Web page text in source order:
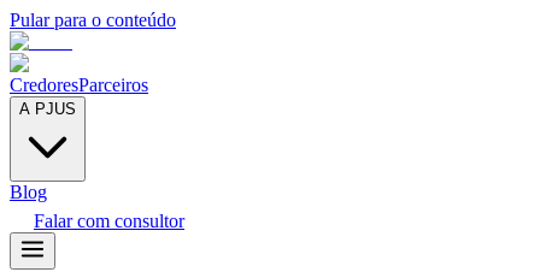
Pular para o conteúdo
CredoresParceiros
A PJUS
Blog
Falar com consultor